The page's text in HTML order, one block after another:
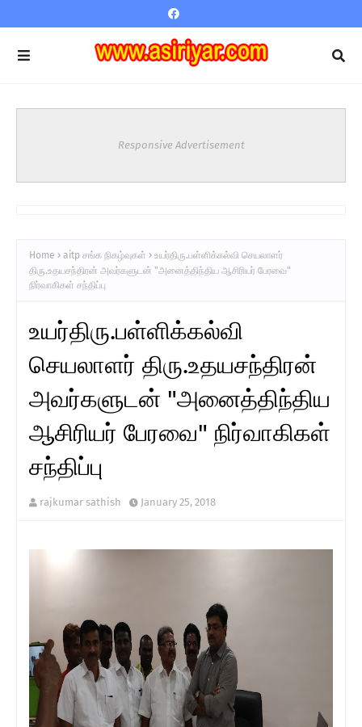
Responsive Advertisement
Home aitp சங்க நிகழ்வுகள்
உயர்திரு.பள்ளிக்கல்வி செயலாளர்
திரு.உதயசந்திரன் அவர்களுடன் "அனைத்திந்திய ஆசிரியர் பேரவை"
நிர்வாகிகள் சந்திப்பு
உயர்திரு.பள்ளிக்கல்வி
செயலாளர் திரு.உதயசந்திரன்
அவர்களுடன் "அனைத்திந்திய
ஆசிரியர் பேரவை" நிர்வாகிகள்
சந்திப்பு
rajkumar sathish January 25, 2018